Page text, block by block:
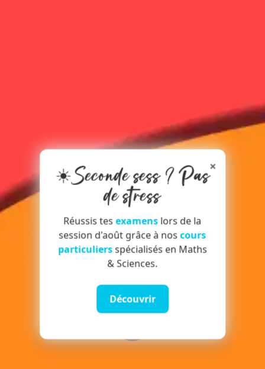
×
☀️Seconde sess ? Pas
de stress
Réussis tesexamens lors de la
session d'août grâce à noscours
particuliers spécialisés en Maths
& Sciences.
Découvrir